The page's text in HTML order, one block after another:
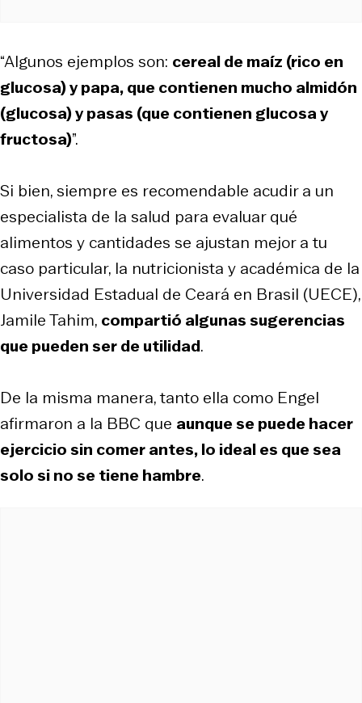
“Algunos ejemplos son: cereal de maíz (rico en
glucosa) y papa, que contienen mucho almidón
(glucosa) y pasas (que contienen glucosa y
fructosa)”.
Si bien, siempre es recomendable acudir a un
especialista de la salud para evaluar qué
alimentos y cantidades se ajustan mejor a tu
caso particular, la nutricionista y académica de la
Universidad Estadual de Ceará en Brasil (UECE),
Jamile Tahim, compartió algunas sugerencias
que pueden ser de utilidad.
De la misma manera, tanto ella como Engel
afirmaron a la BBC que aunque se puede hacer
ejercicio sin comer antes, lo ideal es que sea
solo si no se tiene hambre.